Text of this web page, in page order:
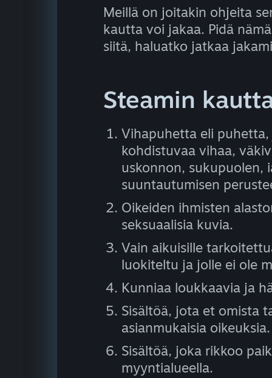
Meillä on joitakin ohjeita
kautta voi jakaa. Pidä
siitä, haluatko jatkaa
Steamin
Vihapuhetta eli
kohdistuvaa vihaa,
uskonnon, sukupuolen,
suuntautumisen
Oikeiden ihmisten
seksuaalisia kuvia.
Vain aikuisille
luokiteltu ja jolle ei ole
Kunniaa loukkaavia ja
Sisältöä, jota et omista
asianmukaisia oikeuksia.
Sisältöä, joka rikkoo
myyntialueella.